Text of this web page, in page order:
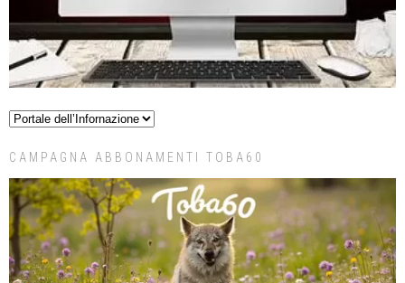
CAMPAGNA ABBONAMENTI TOBA60